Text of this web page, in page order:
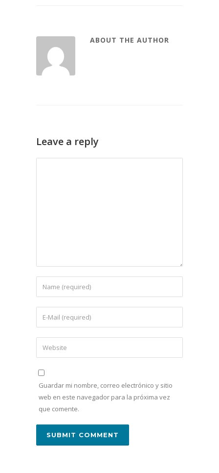
ABOUT THE AUTHOR
Leave a reply
Guardar mi nombre, correo electrónico y sitio
web en este navegador para la próxima vez
que comente.